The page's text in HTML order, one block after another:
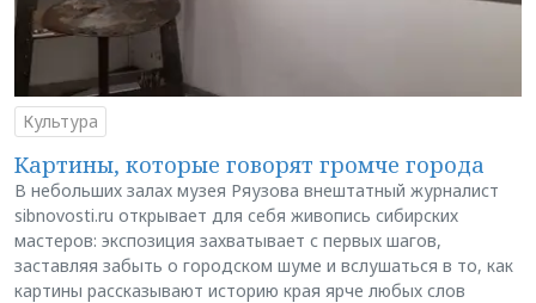
Культура
Картины, которые говорят громче города
В небольших залах музея Ряузова внештатный журналист
sibnovosti.ru открывает для себя живопись сибирских
мастеров: экспозиция захватывает с первых шагов,
заставляя забыть о городском шуме и вслушаться в то, как
картины рассказывают историю края ярче любых слов